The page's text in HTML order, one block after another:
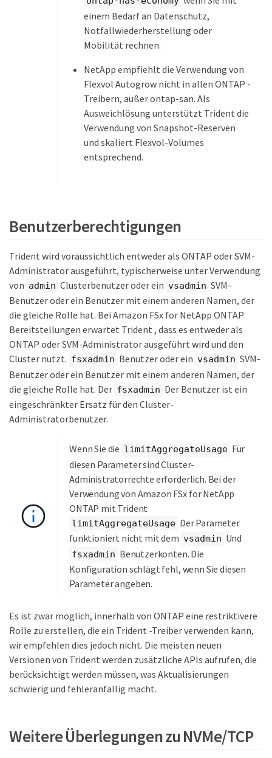
einem Bedarf an Datenschutz,
Notfallwiederherstellung oder
Mobilität rechnen.
NetApp empfiehlt die Verwendung von
Flexvol Autogrow nicht in allen ONTAP -
Treibern, außer ontap-san. Als
Ausweichlösung unterstützt Trident die
Verwendung von Snapshot-Reserven
und skaliert Flexvol-Volumes
entsprechend.
Benutzerberechtigungen
Trident wird voraussichtlich entweder als ONTAP oder SVM-
Administrator ausgeführt, typischerweise unter Verwendung
von admin Clusterbenutzer oder ein vsadmin SVM-
Benutzer oder ein Benutzer mit einem anderen Namen, der
die gleiche Rolle hat. Bei Amazon FSx for NetApp ONTAP
Bereitstellungen erwartet Trident , dass es entweder als
ONTAP oder SVM-Administrator ausgeführt wird und den
Cluster nutzt. fsxadmin Benutzer oder ein vsadmin SVM-
Benutzer oder ein Benutzer mit einem anderen Namen, der
die gleiche Rolle hat. Der fsxadmin Der Benutzer ist ein
eingeschränkter Ersatz für den Cluster-
Administratorbenutzer.
Wenn Sie die limitAggregateUsage Für
diesen Parameter sind Cluster-
Administratorrechte erforderlich. Bei der
Verwendung von Amazon FSx for NetApp
ONTAP mit Trident
limitAggregateUsage Der Parameter
funktioniert nicht mit dem vsadmin Und
fsxadmin Benutzerkonten. Die
Konfiguration schlägt fehl, wenn Sie diesen
Parameter angeben.
Es ist zwar möglich, innerhalb von ONTAP eine restriktivere
Rolle zu erstellen, die ein Trident -Treiber verwenden kann,
wir empfehlen dies jedoch nicht. Die meisten neuen
Versionen von Trident werden zusätzliche APIs aufrufen, die
berücksichtigt werden müssen, was Aktualisierungen
schwierig und fehleranfällig macht.
Weitere Überlegungen zu NVMe/TCP